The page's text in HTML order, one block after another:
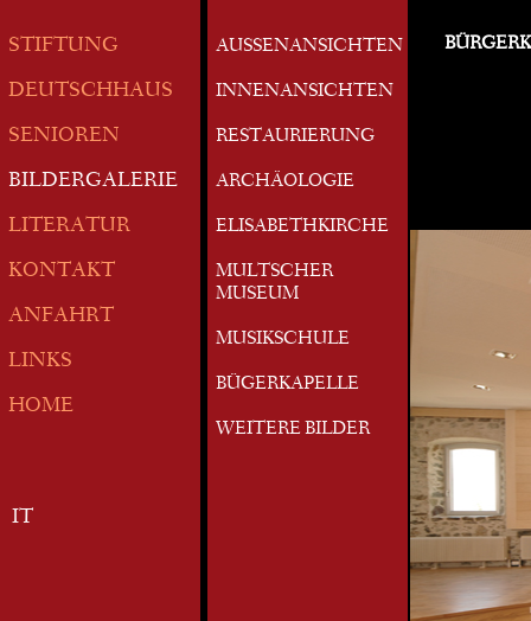
STIFTUNG
DEUTSCHHAUS
SENIOREN
BILDERGALERIE
LITERATUR
KONTAKT
ANFAHRT
LINKS
HOME
IT
AUSSENANSICHTEN
INNENANSICHTEN
RESTAURIERUNG
ARCHÄOLOGIE
ELISABETHKIRCHE
MULTSCHER
MUSEUM
MUSIKSCHULE
BÜGERKAPELLE
WEITERE BILDER